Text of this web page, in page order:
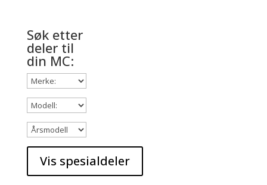
Søk etter
deler til
din MC: